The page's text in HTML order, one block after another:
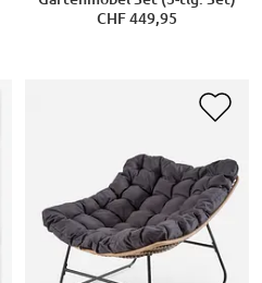
CHF 449,95